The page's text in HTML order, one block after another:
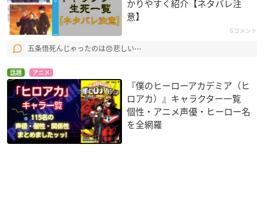
かりやすく紹介【ネタバレ注
意】
6コメント
五条悟死んじゃったのは😞悲しい⋯
話題 アニメ
『僕のヒーローアカデミア（ヒ
ロアカ）』キャラクター一覧
個性・アニメ声優・ヒーロー名
を全網羅